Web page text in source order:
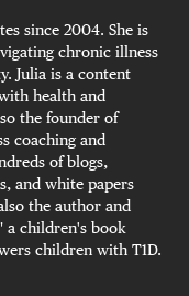
since 2004. She is
chronic illness
Julia is a content
health and
the founder of
coaching and
of blogs,
and white papers
the author and
a children's book
children with T1D.